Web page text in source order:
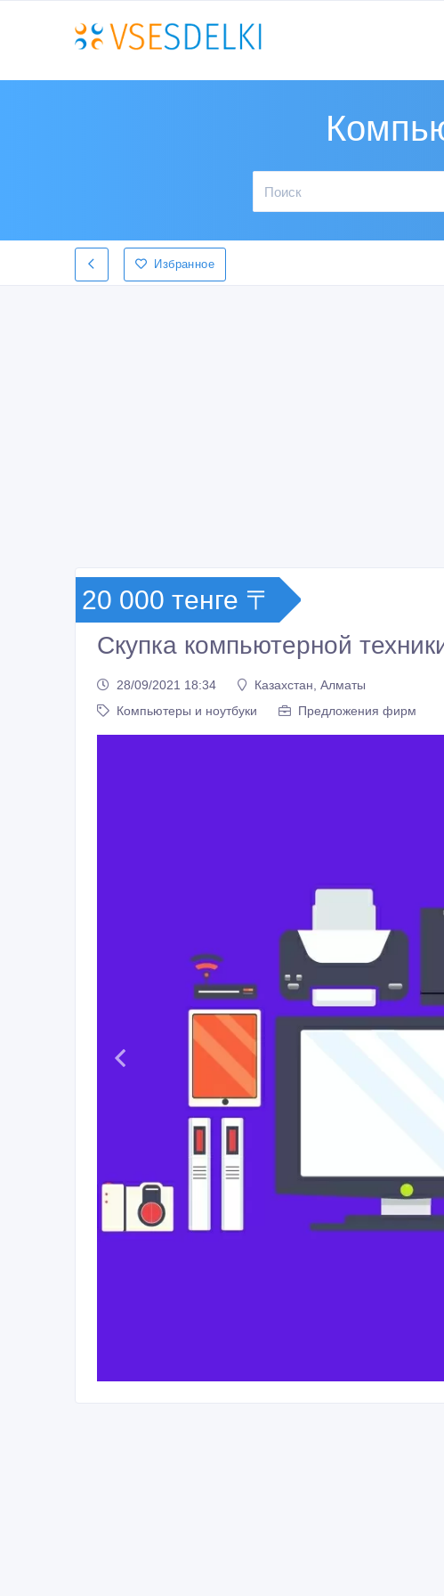
Избранное
20 000 тенге 〒
Скупка компьютерной
28/09/2021 18:34
Казахстан, Алматы
Компьютеры и ноутбуки
Предложения фирм